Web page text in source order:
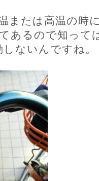
または高温の時
あるので知って
ないんですね。